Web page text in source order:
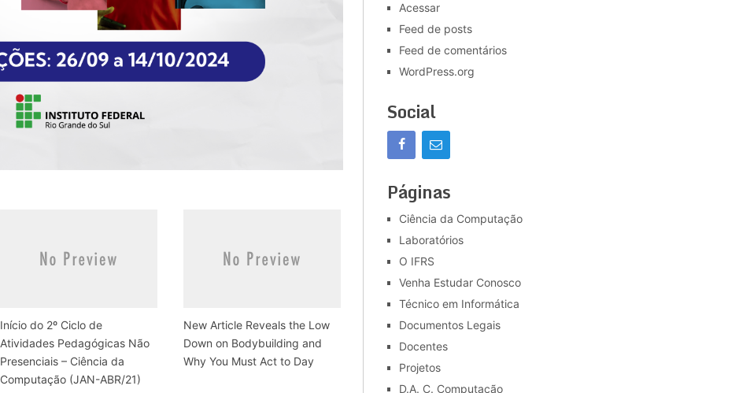
Início do 2º Ciclo de
Atividades Pedagógicas Não
Presenciais – Ciência da
Computação (JAN-ABR/21)
New Article Reveals the Low
Down on Bodybuilding and
Why You Must Act to Day
Acessar
Feed de posts
Feed de comentários
WordPress.org
Social
Páginas
Ciência da Computação
Laboratórios
O IFRS
Venha Estudar Conosco
Técnico em Informática
Documentos Legais
Docentes
Projetos
D.A. C. Computação